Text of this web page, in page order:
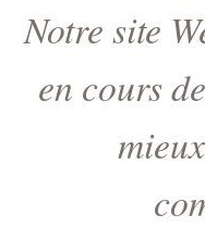
Notre site
en cours